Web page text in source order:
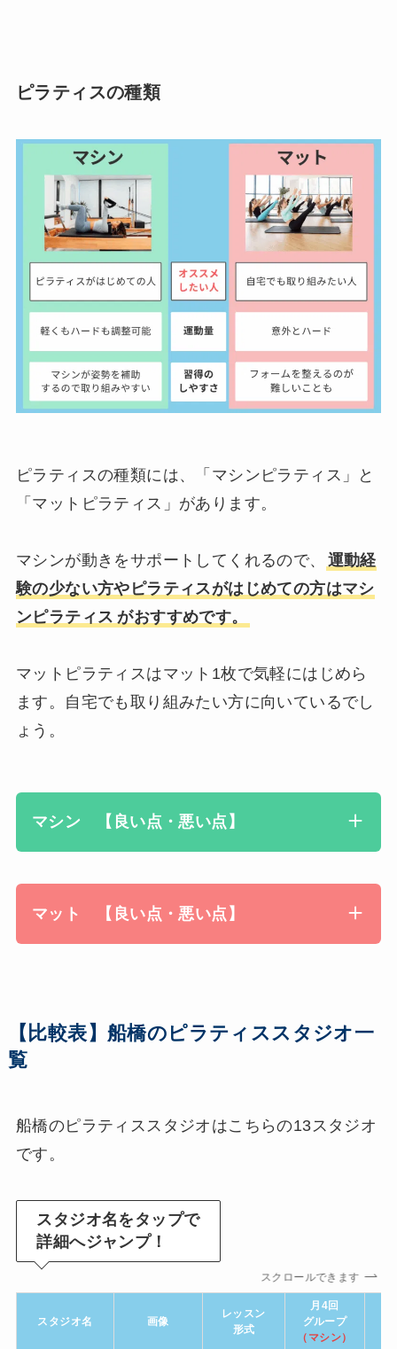
ピラティスの種類
ピラティスの種類には、「マシンピラティス」と
「マットピラティス」があります。
マシンが動きをサポートしてくれるので、
運動経
験の少ない方やピラティスがはじめての方はマシ
ンピラテ ィス がおすすめです。
マットピラティスはマット1枚で気軽にはじめら
ます。自宅でも取り組みたい方に向いているでし
ょう。
マシン 【良い点・悪い点】
マット 【良い点・悪い点】
【比較表】船橋のピラティススタジオ一
覧
船橋のピラティススタジオはこちらの13スタジオ
です。
スタジオ名をタップで
詳細へジャンプ！
スクロールできます
スタジオ名 画像
レッスン
形式
月4回
グループ
（マシン）